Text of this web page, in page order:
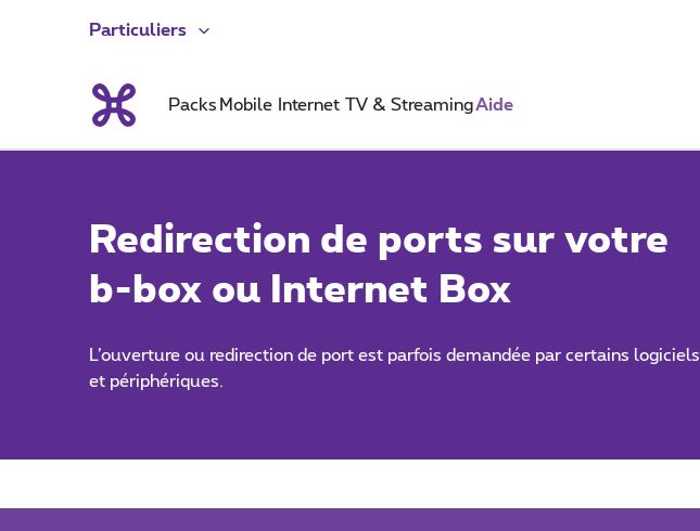
Particuliers
Packs Mobile Internet TV & StreamingAide
Redirection de ports sur votre
b-box ou Internet Box
L’ouverture ou redirection de port est parfois demandée par certains logiciels
et périphériques.